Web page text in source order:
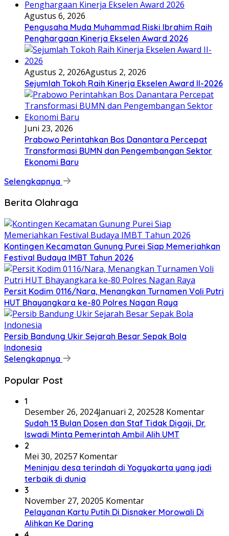
Agustus 6, 2026
Pengusaha Muda Muhammad Riski Ibrahim Raih
Penghargaan Kinerja Ekselen Award 2026
Agustus 2, 2026Agustus 2, 2026
Sejumlah Tokoh Raih Kinerja Ekselen Award II-2026
Juni 23, 2026
Prabowo Perintahkan Bos Danantara Percepat
Transformasi BUMN dan Pengembangan Sektor
Ekonomi Baru
Selengkapnya
Berita Olahraga
Kontingen Kecamatan Gunung Purei Siap Memeriahkan
Festival Budaya IMBT Tahun 2026
Persit Kodim 0116/Nara, Menangkan Turnamen Voli Putri
HUT Bhayangkara ke-80 Polres Nagan Raya
Persib Bandung Ukir Sejarah Besar Sepak Bola
Indonesia
Selengkapnya
Popular Post
1
Desember 26, 2024Januari 2, 202528 Komentar
Sudah 13 Bulan Dosen dan Staf Tidak Digaji, Dr.
Iswadi Minta Pemerintah Ambil Alih UMT
2
Mei 30, 20257 Komentar
Meninjau desa terindah di Yogyakarta yang jadi
terbaik di dunia
3
November 27, 20205 Komentar
Pelayanan Kartu Putih Di Disnaker Morowali Di
Alihkan Ke Daring